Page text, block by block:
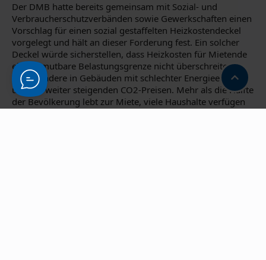
Der DMB hatte bereits gemeinsam mit Sozial- und
Verbraucherschutzverbänden sowie Gewerkschaften einen
Vorschlag für einen sozial gestaffelten Heizkostendeckel
vorgelegt und hält an dieser Forderung fest. Ein solcher
Deckel würde sicherstellen, dass Heizkosten für Mietende
eine zumutbare Belastungsgrenze nicht überschreiten –
insbesondere in Gebäuden mit schlechter Energieeffizienz
und bei weiter steigenden CO2-Preisen. Mehr als die Hälfte
der Bevölkerung lebt zur Miete, viele Haushalte verfügen